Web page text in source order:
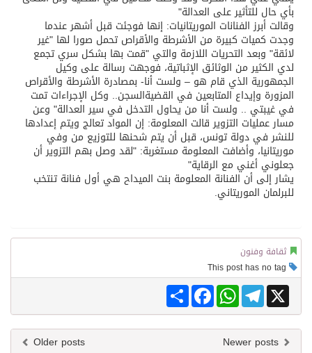
بأي حال للتأثير على العدالة"
وقالت أبرز الفنانات الموريتانيات: إنها فوجئت قبل أشهر عندما
وجدت كميات كبيرة من الأشرطة والأقراص تحمل صورا لها "غير
لائقة" وبعد التحريات اللازمة والتي "قمت بها بشكل سري تجمع
لدي الكثير من الوثائق الإثباتية، فوجهت رسالة على وكيل
الجمهورية الذي قام هو – ولست أنا- بمصادرة الأشرطة والأقراص
المزورة وإيداع المتابعين في القضيةالسجن.. وكل الإجراءات تمت
في غيبتي .. ولست أنا من يحاول التدخل في سير العدالة" وعن
مسار عمليات التزوير قالت المعلومة: إن المواد تعالج ويتم إعدادها
للنشر في دولة تونس، قبل أن يتم شحنها للتوزيع من وفي
موريتانيا، وأضافت المعلومة مستغربة: "لقد وصل بهم التزوير أن
جعلوني أغني مع الرقاية"
يشار إلى أن الفنانة المعلومة بنت الميداح هي أول فنانة تنتخب
للبرلمان الموريتاني.
ثقافة وفنون
Share
FacebookWhatsAppTelegram X
Older posts